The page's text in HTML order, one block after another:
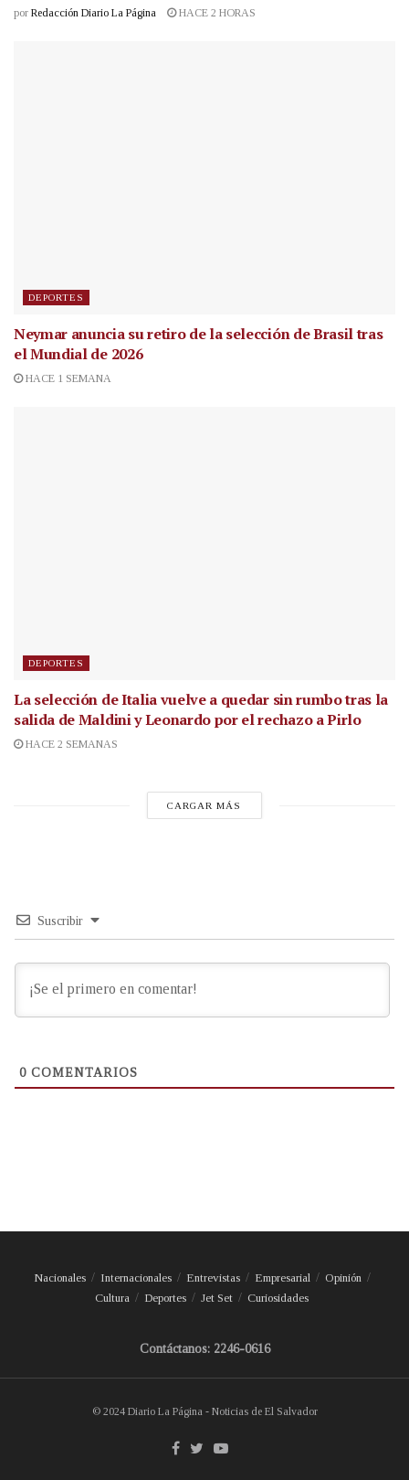
por Redacción Diario La Página HACE 2 HORAS
DEPORTES
Neymar anuncia su retiro de la selección de Brasil tras
el Mundial de 2026
HACE 1 SEMANA
DEPORTES
La selección de Italia vuelve a quedar sin rumbo tras la
salida de Maldini y Leonardo por el rechazo a Pirlo
HACE 2 SEMANAS
CARGAR MÁS
Suscribir
0 COMENTARIOS
Nacionales Internacionales Entrevistas Empresarial
Opinión
Cultura
Deportes Jet Set Curiosidades
Contáctanos: 2246-0616
© 2024 Diario La Página - Noticias de El Salvador